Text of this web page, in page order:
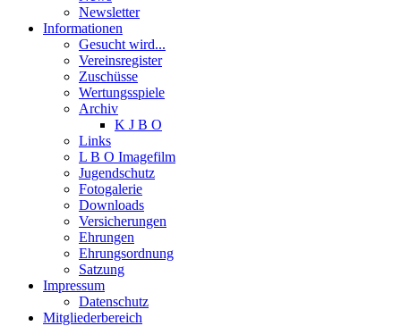
Newsletter
Informationen
Gesucht wird...
Vereinsregister
Zuschüsse
Wertungsspiele
Archiv
K J B O
Links
L B O Imagefilm
Jugendschutz
Fotogalerie
Downloads
Versicherungen
Ehrungen
Ehrungsordnung
Satzung
Impressum
Datenschutz
Mitgliederbereich